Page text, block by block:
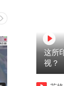
这所
视？